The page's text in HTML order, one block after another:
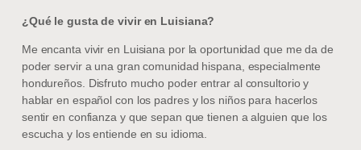
¿Qué le gusta de vivir en Luisiana?
Me encanta vivir en Luisiana por la oportunidad que me da de
poder servir a una gran comunidad hispana, especialmente
hondureños. Disfruto mucho poder entrar al consultorio y
hablar en español con los padres y los niños para hacerlos
sentir en confianza y que sepan que tienen a alguien que los
escucha y los entiende en su idioma.